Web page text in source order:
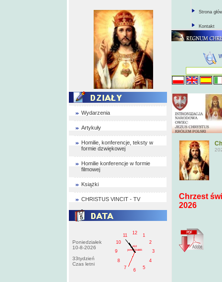
Wydarzenia
Artykuły
Homilie, konferencje, teksty w
formie dzwiękowej
Homilie konferencje w formie
filmowej
Książki
CHRISTUS VINCIT - TV
Poniedziałek
10-8-2026
33tydzień
Czas letni
1
2
3
4
5
6
7
8
9
10
11
12
AM
poniedziałek
Strona
Kontakt
Chrzest
2026